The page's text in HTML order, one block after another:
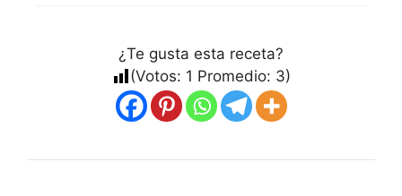
¿Te gusta esta receta?
(Votos: 1 Promedio: 3)